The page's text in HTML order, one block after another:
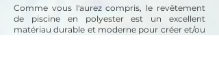
Comme vous l'aurez compris, le revêtement
de piscine en polyester est un excellent
matériau durable et moderne pour créer et/ou